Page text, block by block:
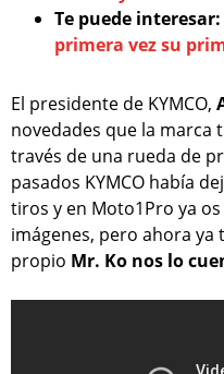
Te puede interesar:
primera vez su
El presidente de KYMCO,
novedades que la marca
través de una rueda de
pasados KYMCO había
tiros y en Moto1Pro ya
imágenes, pero ahora ya
propio Mr. Ko nos lo